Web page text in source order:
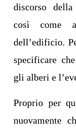
discorso della
così come
dell’edificio.
specificare
gli alberi e
Proprio per
nuovamente